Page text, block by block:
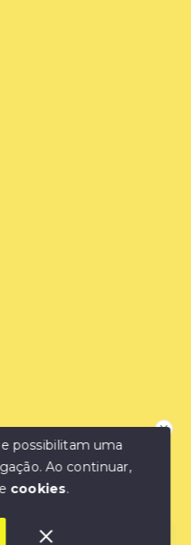
a IMOBREUNIG®:
oportunidades do
- Negócios
possibilitam uma
Ao continuar,
cookies.